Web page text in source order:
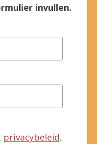
invullen.
privacybeleid.